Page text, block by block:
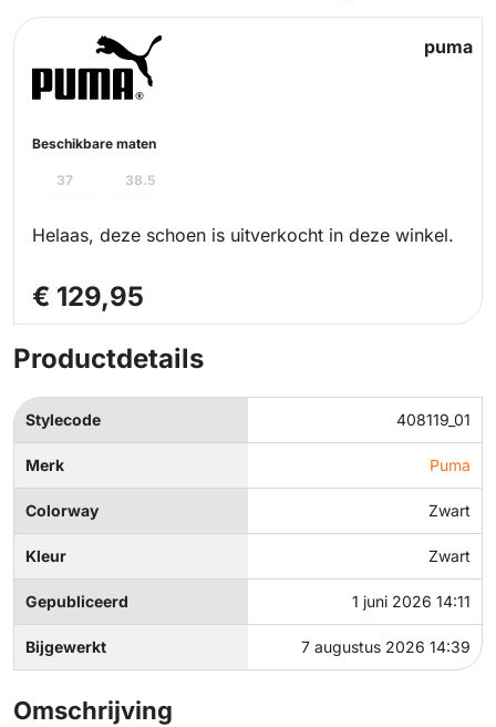
puma
Beschikbare maten
37 38.5
Helaas, deze schoen is uitverkocht in deze winkel.
€ 129,95
Productdetails
Stylecode 408119_01
Merk Puma
Colorway Zwart
Kleur Zwart
Gepubliceerd 1 juni 2026 14:11
Bijgewerkt 7 augustus 2026 14:39
Omschrijving